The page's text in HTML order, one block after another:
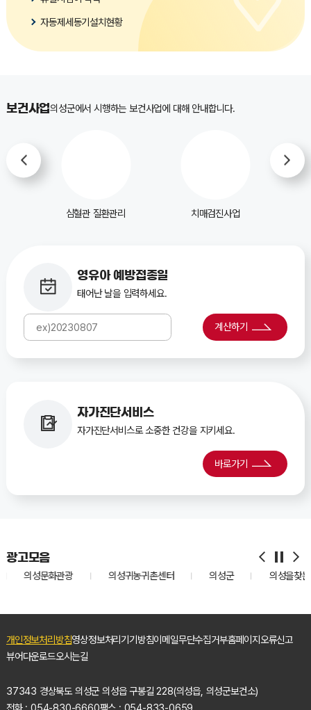
자동제세동기설치현황
보건사업의성군에서 시행하는 보건사업에 대해 안내합니다.
치매검진사업 어르신 건강관리
영유아 예방접종일
태어난 날을 입력하세요.
계산하기
자가진단서비스
자가진단서비스로 소중한 건강을 지키세요.
바로가기
광고모음
의성귀농귀촌센터
의성군 의성을찾는사람들 의성
개인정보처리방침영상정보처리기기방침이메일무단수집거부홈페이지오류신고
뷰어다운로드오시는길
37343 경상북도 의성군 의성읍 구봉길 228(의성읍, 의성군보건소)
전화 : 054-830-6660팩스 : 054-833-0659